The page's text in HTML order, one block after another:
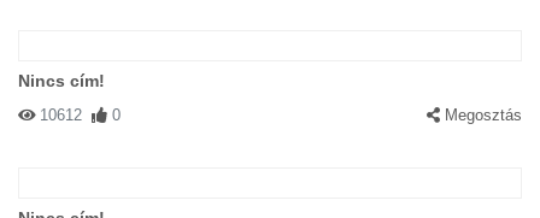
Nincs cím!
10612 0 Megosztás